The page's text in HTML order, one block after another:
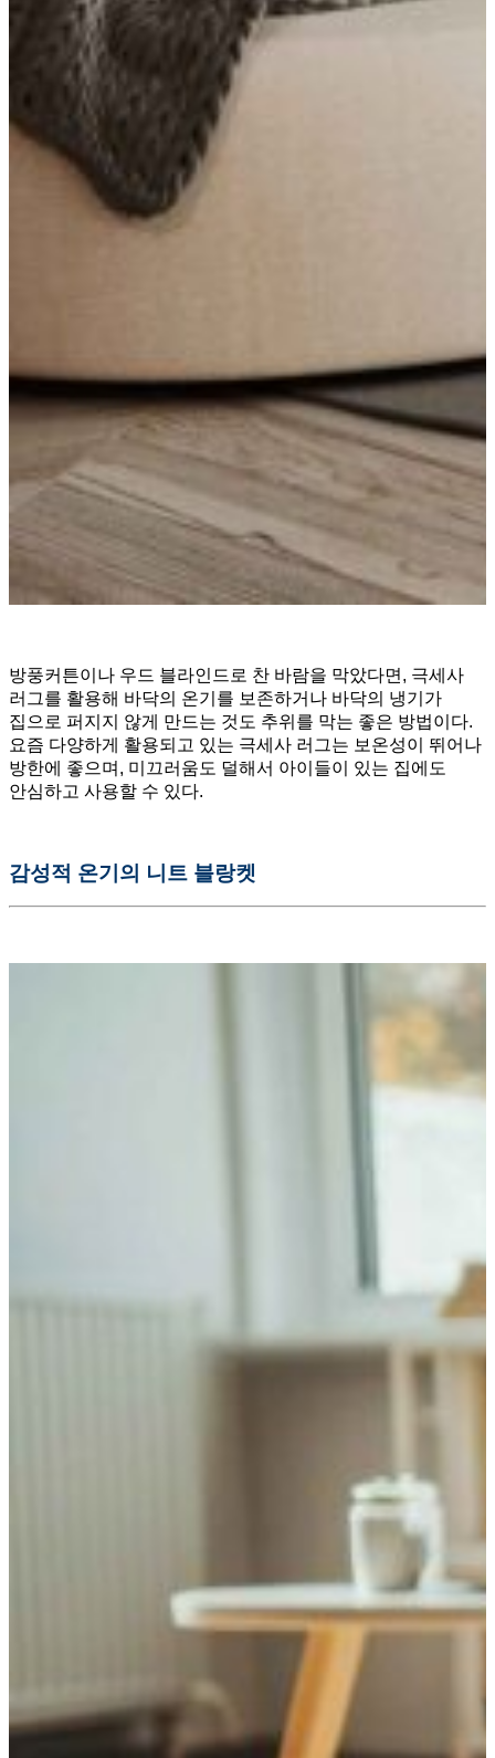
방풍커튼이나 우드 블라인드로 찬 바람을 막았다면, 극세사
러그를 활용해 바닥의 온기를 보존하거나 바닥의 냉기가
집으로 퍼지지 않게 만드는 것도 추위를 막는 좋은 방법이다.
요즘 다양하게 활용되고 있는 극세사 러그는 보온성이 뛰어나
방한에 좋으며, 미끄러움도 덜해서 아이들이 있는 집에도
안심하고 사용할 수 있다.
감성적 온기의 니트 블랑켓